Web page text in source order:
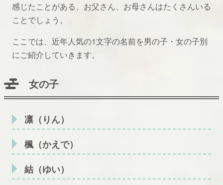
有名人鑑定
感じたことがある、お父さん、お母さんはたくさんいる
ことでしょう。
ここでは、近年人気の1文字の名前を男の子・女の子別
にご紹介していきます。
女の子
凛（りん）
楓（かえで）
結（ゆい）